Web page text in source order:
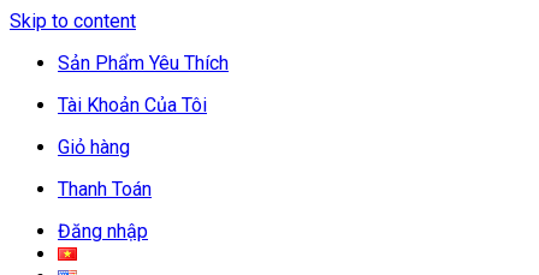
Skip to content
Sản Phẩm Yêu Thích
Tài Khoản Của Tôi
Giỏ hàng
Thanh Toán
Đăng nhập